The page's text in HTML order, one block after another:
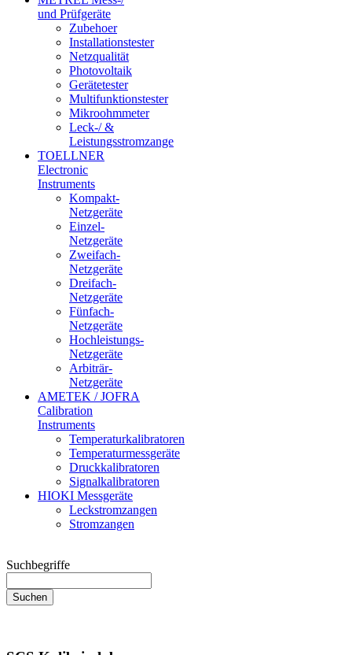
und Prüfgeräte
Zubehoer
Installationstester
Netzqualität
Photovoltaik
Gerätetester
Multifunktionstester
Mikroohmmeter
Leck-/ &
Leistungsstromzange
TOELLNER
Electronic
Instruments
Kompakt-
Netzgeräte
Einzel-
Netzgeräte
Zweifach-
Netzgeräte
Dreifach-
Netzgeräte
Fünfach-
Netzgeräte
Hochleistungs-
Netzgeräte
Arbiträr-
Netzgeräte
AMETEK / JOFRA
Calibration
Instruments
Temperaturkalibratoren
Temperaturmessgeräte
Druckkalibratoren
Signalkalibratoren
HIOKI Messgeräte
Leckstromzangen
Stromzangen
Suchbegriffe